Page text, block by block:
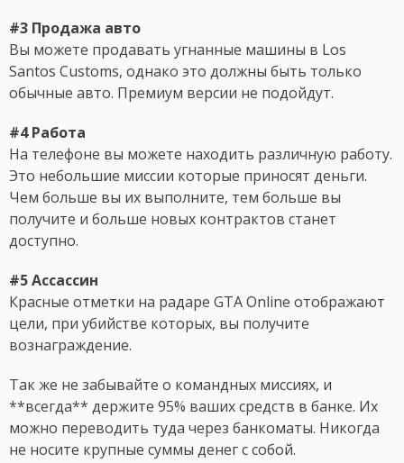
#3 Продажа авто
Вы можете продавать угнанные машины в Los
Santos Customs, однако это должны быть только
обычные авто. Премиум версии не подойдут.
#4 Работа
На телефоне вы можете находить различную работу.
Это небольшие миссии которые приносят деньги.
Чем больше вы их выполните, тем больше вы
получите и больше новых контрактов станет
доступно.
#5 Ассассин
Красные отметки на радаре GTA Online отображают
цели, при убийстве которых, вы получите
вознаграждение.
Так же не забывайте о командных миссиях, и
**всегда** держите 95% ваших средств в банке. Их
можно переводить туда через банкоматы. Никогда
не носите крупные суммы денег с собой.